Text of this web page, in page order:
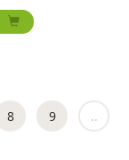
8 9
..